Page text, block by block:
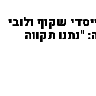
שקוף ולובי
"נתנו תקווה